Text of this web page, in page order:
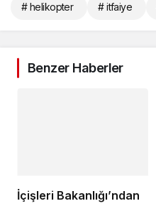
# helikopter # itfaiye
Benzer Haberler
İçişleri Bakanlığı’ndan